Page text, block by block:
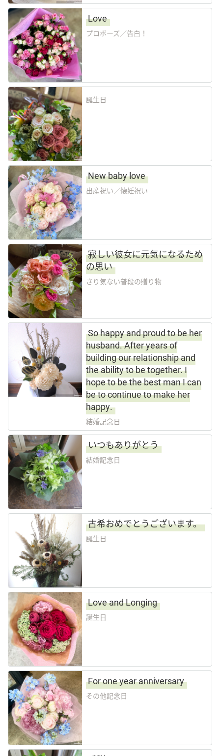
プライバシーポリシー
facebook
instagram
Language
日本語
English
Love
プロポーズ／告白！
誕生日
New baby love
出産祝い／懐妊祝い
寂しい彼女に元気になるため
の思い
さり気ない普段の贈り物
So happy and proud to be her
husband. After years of
building our relationship and
the ability to be together. I
hope to be the best man I can
be to continue to make her
happy.
結婚記念日
いつもありがとう
結婚記念日
古希おめでとうございます。
誕生日
Love and Longing
誕生日
For one year anniversary
その他記念日